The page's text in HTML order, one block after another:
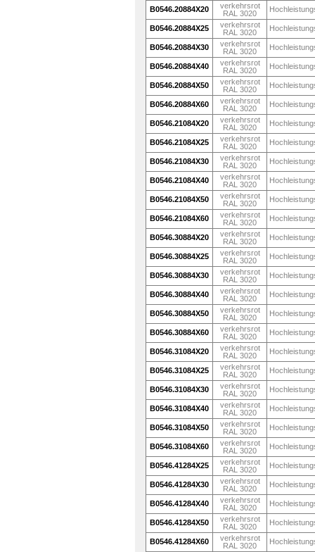
B0546.20884X20
verkehrsrot
RAL 3020
B0546.20884X25
verkehrsrot
RAL 3020
B0546.20884X30
verkehrsrot
RAL 3020
B0546.20884X40
verkehrsrot
RAL 3020
B0546.20884X50
verkehrsrot
RAL 3020
B0546.20884X60
verkehrsrot
RAL 3020
B0546.21084X20
verkehrsrot
RAL 3020
B0546.21084X25
verkehrsrot
RAL 3020
B0546.21084X30
verkehrsrot
RAL 3020
B0546.21084X40
verkehrsrot
RAL 3020
B0546.21084X50
verkehrsrot
RAL 3020
B0546.21084X60
verkehrsrot
RAL 3020
B0546.30884X20
verkehrsrot
RAL 3020
B0546.30884X25
verkehrsrot
RAL 3020
B0546.30884X30
verkehrsrot
RAL 3020
B0546.30884X40
verkehrsrot
RAL 3020
B0546.30884X50
verkehrsrot
RAL 3020
B0546.30884X60
verkehrsrot
RAL 3020
B0546.31084X20
verkehrsrot
RAL 3020
B0546.31084X25
verkehrsrot
RAL 3020
B0546.31084X30
verkehrsrot
RAL 3020
B0546.31084X40
verkehrsrot
RAL 3020
B0546.31084X50
verkehrsrot
RAL 3020
B0546.31084X60
verkehrsrot
RAL 3020
B0546.41284X25
verkehrsrot
RAL 3020
B0546.41284X30
verkehrsrot
RAL 3020
B0546.41284X40
verkehrsrot
RAL 3020
B0546.41284X50
verkehrsrot
RAL 3020
B0546.41284X60
verkehrsrot
RAL 3020